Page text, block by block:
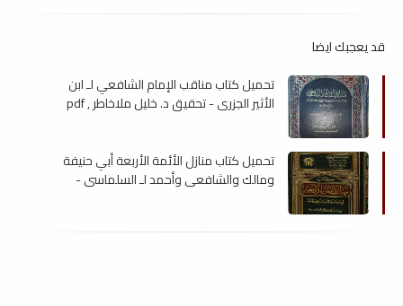
قد يعجبك ايضا
تحميل كتاب مناقب الإمام الشافعي لـ ابن
الأثير الجزرى - تحقيق د. خليل ملاخاطر , pdf
تحميل كتاب منازل الأئمة الأربعة أبي حنيفة
ومالك والشافعي وأحمد لـ السلماسي -